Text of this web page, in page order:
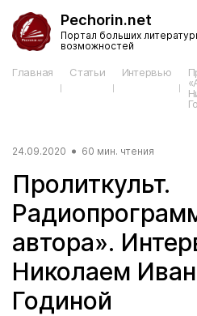
Pechorin.net
Портал больших
возможностей
Главная Статьи Интервью
Пролиткульт.
автора».
Николаем
Годиной
24.09.2020 60 мин. чтения